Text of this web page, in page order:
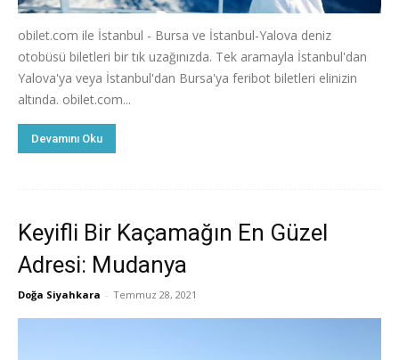
obilet.com ile İstanbul - Bursa ve İstanbul-Yalova deniz
otobüsü biletleri bir tık uzağınızda. Tek aramayla İstanbul'dan
Yalova'ya veya İstanbul'dan Bursa'ya feribot biletleri elinizin
altında. obilet.com...
Devamını Oku
Keyifli Bir Kaçamağın En Güzel
Adresi: Mudanya
Doğa Siyahkara - Temmuz 28, 2021